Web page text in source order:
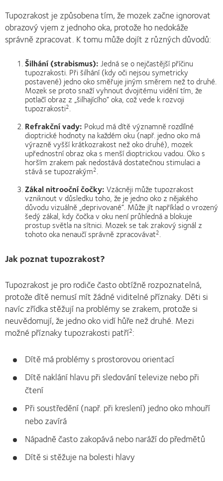
Tupozrakost je způsobena tím, že mozek začne ignorovat
obrazový vjem z jednoho oka, protože ho nedokáže
správně zpracovat. K tomu může dojít z různých důvodů:
Šilhání (strabismus): Jedná se o nejčastější příčinu
tupozrakosti. Při šilhání (kdy oči nejsou symetricky
postavené) jedno oko směřuje jiným směrem než to druhé.
Mozek se proto snaží vyhnout dvojitému vidění tím, že
potlačí obraz z „šilhajícího“ oka, což vede k rozvoji
tupozrakosti2.
Refrakční vady: Pokud má dítě významně rozdílné
dioptrické hodnoty na každém oku (např. jedno oko má
výrazně vyšší krátkozrakost než oko druhé), mozek
upřednostní obraz oka s menší dioptrickou vadou. Oko s
horším zrakem pak nedostává dostatečnou stimulaci a
stává se tupozrakým2.
Zákal nitrooční čočky: Vzácněji může tupozrakost
vzniknout v důsledku toho, že je jedno oko z nějakého
důvodu vizuálně „deprivované“. Může jít například o vrozený
šedý zákal, kdy čočka v oku není průhledná a blokuje
prostup světla na sítnici. Mozek se tak zrakový signál z
tohoto oka nenaučí správně zpracovávat2.
Jak poznat tupozrakost?
Tupozrakost je pro rodiče často obtížně rozpoznatelná,
protože dítě nemusí mít žádné viditelné příznaky. Děti si
navíc zřídka stěžují na problémy se zrakem, protože si
neuvědomují, že jedno oko vidí hůře než druhé. Mezi
možné příznaky tupozrakosti patří2:
Dítě má problémy s prostorovou orientací
Dítě naklání hlavu při sledování televize nebo při
čtení
Při soustředění (např. při kreslení) jedno oko mhouří
nebo zavírá
Nápadně často zakopává nebo naráží do předmětů
Dítě si stěžuje na bolesti hlavy